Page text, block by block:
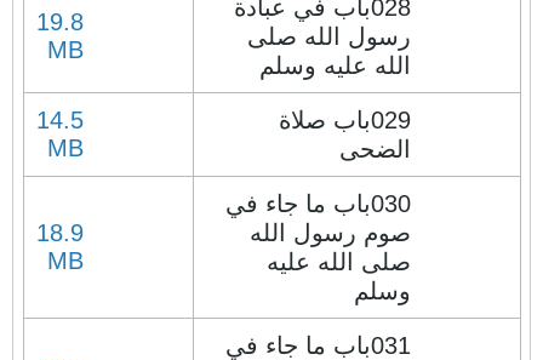
028باب في عبادة
رسول الله صلى
الله عليه وسلم
19.8
MB
029باب صلاة
الضحى
14.5
MB
030باب ما جاء في
صوم رسول الله
صلى الله عليه
وسلم
18.9
MB
031باب ما جاء في